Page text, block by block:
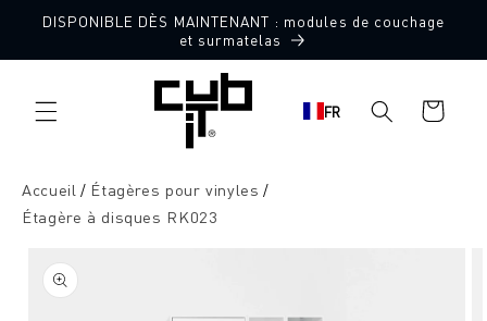
directement
DISPONIBLE DÈS MAINTENANT : modules de couchage
et surmatelas
FR
Panier
d'achat
Accueil
Étagères pour vinyles
Étagère à disques RK023
sur le
produit